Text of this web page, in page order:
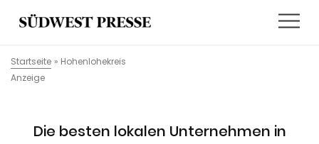
Startseite » Hohenlohekreis
Anzeige
Die besten lokalen Unternehmen in